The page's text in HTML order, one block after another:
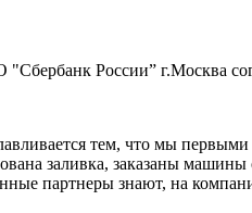
России” г.Москва
тем, что мы
заливка, заказаны
партнеры знают, на